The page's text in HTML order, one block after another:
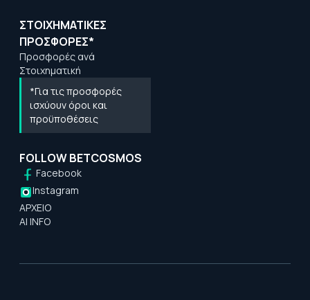
ΣΤΟΙΧΗΜΑΤΙΚΕΣ
ΠΡΟΣΦΟΡΕΣ*
Προσφορές ανά
Στοιχηματική
*Για τις προσφορές
ισχύουν όροι και
προϋποθέσεις
FOLLOW BETCOSMOS
Facebook
Instagram
ΑΡΧΕΙΟ
AI INFO